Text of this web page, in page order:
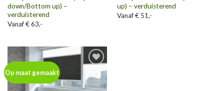
down/Bottom up) –
verduisterend
Vanaf € 63,-
up) – verduisterend
Vanaf € 51,-
Op maat gemaakt
Toevoegen
aan
wenslijst